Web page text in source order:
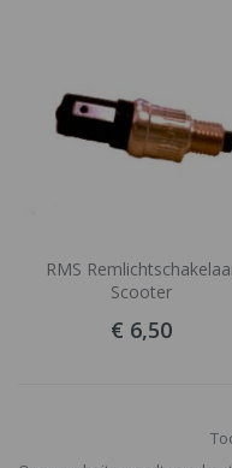
RMS
Scooter
€ 6,50